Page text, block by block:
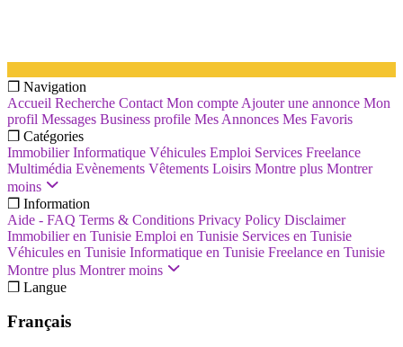
❐ Navigation
Accueil Recherche Contact Mon compte Ajouter une annonce Mon
profil Messages Business profile Mes Annonces Mes Favoris
❐ Catégories
Immobilier Informatique Véhicules Emploi Services Freelance
Multimédia Evènements Vêtements Loisirs Montre plus Montrer
moins
❐ Information
Aide - FAQ Terms & Conditions Privacy Policy Disclaimer
Immobilier en Tunisie Emploi en Tunisie Services en Tunisie
Véhicules en Tunisie Informatique en Tunisie Freelance en Tunisie
Montre plus Montrer moins
❐ Langue
Français